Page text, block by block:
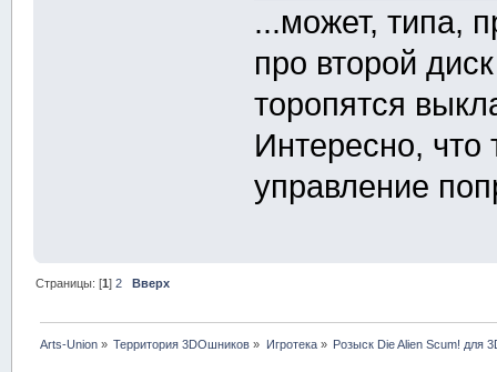
...может, типа,
про второй
торопятся
Интересно, что
управление
Страницы: [1]2 Вверх
Arts-Union » Территория 3DOшников » Игротека» Розыск Die Alien Scum! для